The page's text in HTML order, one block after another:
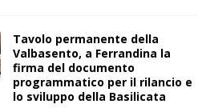
Tavolo permanente della
Valbasento, a Ferrandina la
firma del documento
programmatico per il rilancio e
lo sviluppo della Basilicata